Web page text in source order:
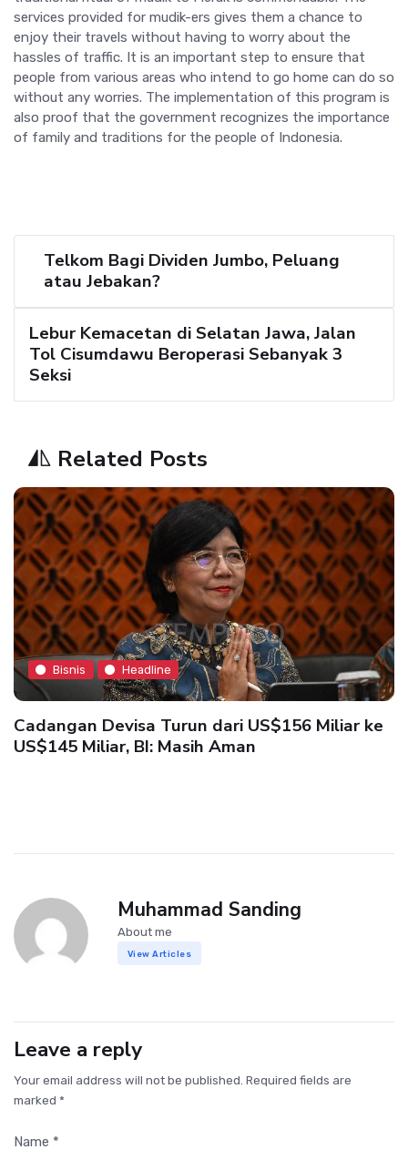
services provided for mudik-ers gives them a chance to
enjoy their travels without having to worry about the
hassles of traffic. It is an important step to ensure that
people from various areas who intend to go home can do so
without any worries. The implementation of this program is
also proof that the government recognizes the importance
of family and traditions for the people of Indonesia.
Telkom Bagi Dividen Jumbo, Peluang
atau Jebakan?
Lebur Kemacetan di Selatan Jawa, Jalan
Tol Cisumdawu Beroperasi Sebanyak 3
Seksi
Related Posts
Bisnis Headline
Cadangan Devisa Turun dari US$156 Miliar ke
US$145 Miliar, BI: Masih Aman
Muhammad Sanding
About me
View Articles
Leave a reply
Your email address will not be published. Required fields are
marked *
Name *